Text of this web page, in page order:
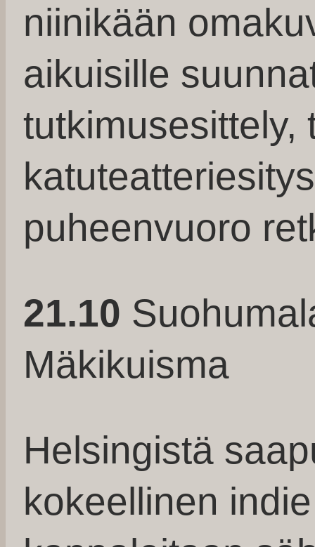
niinikään
aikuisille
tutkimusesittely,
puheenvuoro
21.10
Mäkikuisma
Helsingistä
kokeellinen